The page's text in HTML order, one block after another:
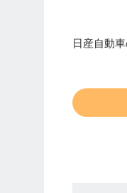
日産自動